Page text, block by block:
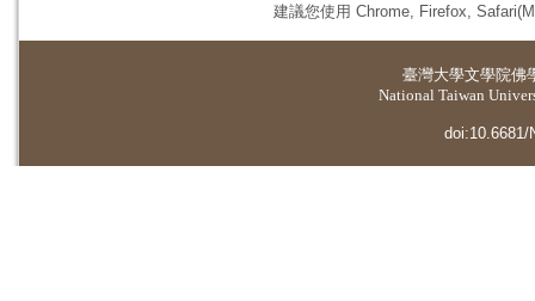
建議您使用 Chrome, Firefox,
臺灣大學文學院佛
National Taiwan
doi:10.6681/